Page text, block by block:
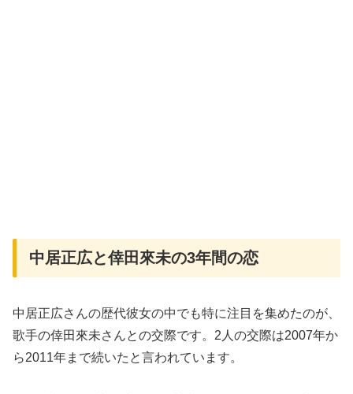
中居正広と倖田來未の3年間の恋
中居正広さんの歴代彼女の中でも特に注目を集めたのが、
歌手の倖田來未さんとの交際です。2人の交際は2007年か
ら2011年まで続いたと言われています。